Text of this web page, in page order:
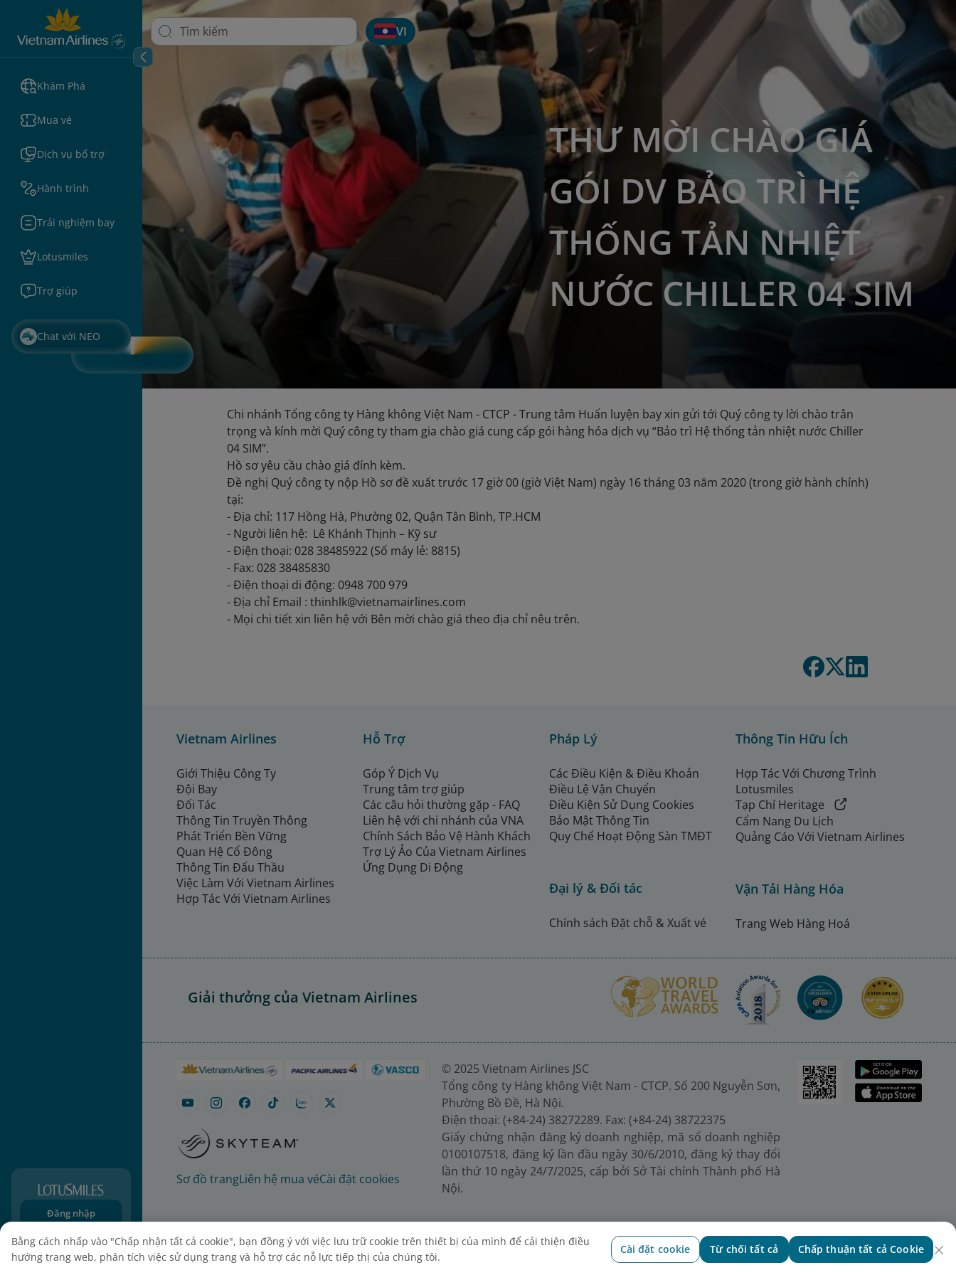
Khám Phá
Mua vé
Dịch vụ bổ trợ
Hành trình
Trải nghiệm bay
Lotusmiles
Trợ giúp
Chat với NEO
Đăng nhập
Đăng ký
VI
THƯ MỜI CHÀO GIÁ
GÓI DV BẢO TRÌ HỆ
THỐNG TẢN NHIỆT
NƯỚC CHILLER 04 SIM
Chi nhánh Tổng công ty Hàng không Việt Nam - CTCP - Trung tâm Huấn luyện bay xin gửi tới Quý công ty lời chào trân
trọng và kính mời Quý công ty tham gia chào giá cung cấp gói hàng hóa dịch vụ “Bảo trì Hệ thống tản nhiệt nước Chiller
04 SIM”.
Hồ sơ yêu cầu chào giá đính kèm.
Đề nghị Quý công ty nộp Hồ sơ đề xuất trước 17 giờ 00 (giờ Việt Nam) ngày 16 tháng 03 năm 2020 (trong giờ hành chính)
tại:
- Địa chỉ: 117 Hồng Hà, Phường 02, Quận Tân Bình, TP.HCM
- Người liên hệ: Lê Khánh Thịnh – Kỹ sư
- Điện thoại: 028 38485922 (Số máy lẻ: 8815)
- Fax: 028 38485830
- Điện thoại di động: 0948 700 979
- Địa chỉ Email : thinhlk@vietnamairlines.com
- Mọi chi tiết xin liên hệ với Bên mời chào giá theo địa chỉ nêu trên.
Vietnam Airlines
Giới Thiệu Công Ty
Đội Bay
Đối Tác
Thông Tin Truyền Thông
Phát Triển Bền Vững
Quan Hệ Cổ Đông
Thông Tin Đấu Thầu
Việc Làm Với Vietnam Airlines
Hợp Tác Với Vietnam Airlines
Hỗ Trợ
Góp Ý Dịch Vụ
Trung tâm trợ giúp
Các câu hỏi thường gặp - FAQ
Liên hệ với chi nhánh của VNA
Chính Sách Bảo Vệ Hành Khách
Trợ Lý Ảo Của Vietnam Airlines
Ứng Dụng Di Động
Pháp Lý
Các Điều Kiện & Điều Khoản
Điều Lệ Vận Chuyển
Điều Kiện Sử Dụng Cookies
Bảo Mật Thông Tin
Quy Chế Hoạt Động Sàn TMĐT
Đại lý & Đối tác
Chính sách Đặt chỗ & Xuất vé
Thông Tin Hữu Ích
Hợp Tác Với Chương Trình
Lotusmiles
Tạp Chí Heritage
Cẩm Nang Du Lịch
Quảng Cáo Với Vietnam Airlines
Vận Tải Hàng Hóa
Trang Web Hàng Hoá
Giải thưởng của Vietnam Airlines
Sơ đồ trangLiên hệ mua véCài đặt cookies
© 2025 Vietnam Airlines JSC
Tổng công ty Hàng không Việt Nam - CTCP. Số 200 Nguyễn Sơn,
Phường Bồ Đề, Hà Nội.
Điện thoại: (+84-24) 38272289. Fax: (+84-24) 38722375
Giấy chứng nhận đăng ký doanh nghiệp, mã số doanh nghiệp
0100107518, đăng ký lần đầu ngày 30/6/2010, đăng ký thay đổi
lần thứ 10 ngày 24/7/2025, cấp bởi Sở Tài chính Thành phố Hà
Nội.
Bằng cách nhấp vào "Chấp nhận tất cả cookie", bạn đồng ý với việc lưu trữ cookie trên thiết bị của mình để cải thiện điều
hướng trang web, phân tích việc sử dụng trang và hỗ trợ các nỗ lực tiếp thị của chúng tôi.
Cài đặt cookie Từ chối tất cả Chấp thuận tất cả Cookie